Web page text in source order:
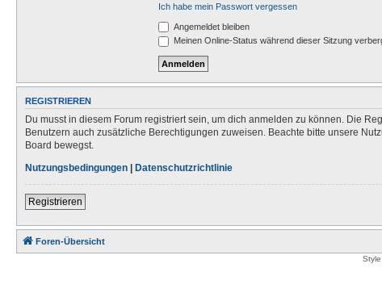
Ich habe mein Passwort vergessen
Angemeldet bleiben
Meinen Online-Status während dieser Sitzung
REGISTRIEREN
Du musst in diesem Forum registriert sein, um dich anmelden zu können. Die
Benutzern auch zusätzliche Berechtigungen zuweisen. Beachte bitte unsere
Board bewegst.
Nutzungsbedingungen
Datenschutzrichtlinie
Registrieren
Foren-Übersicht